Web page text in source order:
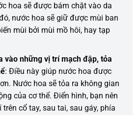
hoa sẽ được bám chặt vào da
nước hoa sẽ giữ được mùi ban
mùi bởi mùi mồ hôi, hay tạp
vào nhữngvị trí mạch đập, tỏa
: Điều này giúp nước hoa được
Nước hoa sẽ tỏa ra không gian
của cơ thể. Điển hình, bạn nên
cổ tay, sau tai, sau gáy, phía